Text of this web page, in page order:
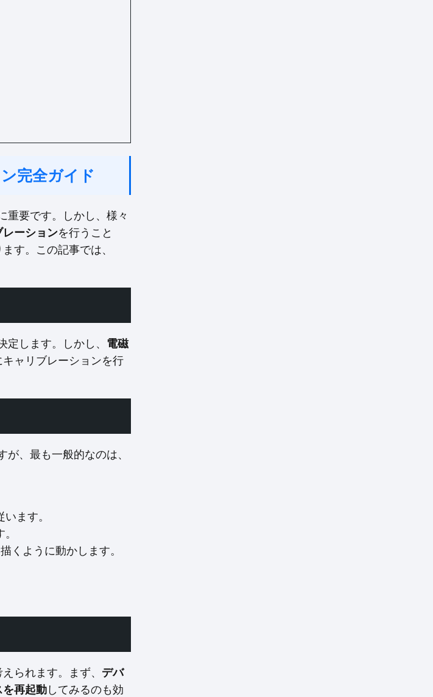
完全ガイド
重要です。しかし、様々
レーションを行うこと
す。この記事では、
します。しかし、 電磁
ャリブレーションを行
、最も一般的なのは、
ます。
くように動かします。
られます。まず、 デバ
を再起動 してみるのも効